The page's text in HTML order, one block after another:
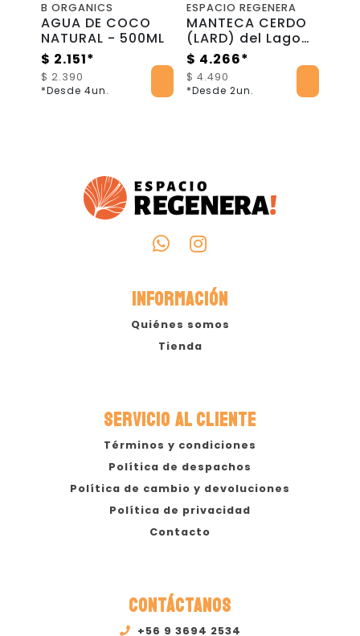
B ORGANICS
AGUA DE COCO
NATURAL - 500ML
$ 2.151*
$ 2.390
*Desde 4un.
ESPACIO REGENERA
MANTECA CERDO
(LARD) del Lago
Budi, libre de
hormonas y
antibióticos –
Frasco 200g
$ 4.266*
$ 4.490
*Desde 2un.
INFORMACIÓN
Quiénes somos
Tienda
SERVICIO AL CLIENTE
Términos y condiciones
Política de despachos
Política de cambio y devoluciones
Política de privacidad
Contacto
CONTÁCTANOS
+56 9 3694 2534